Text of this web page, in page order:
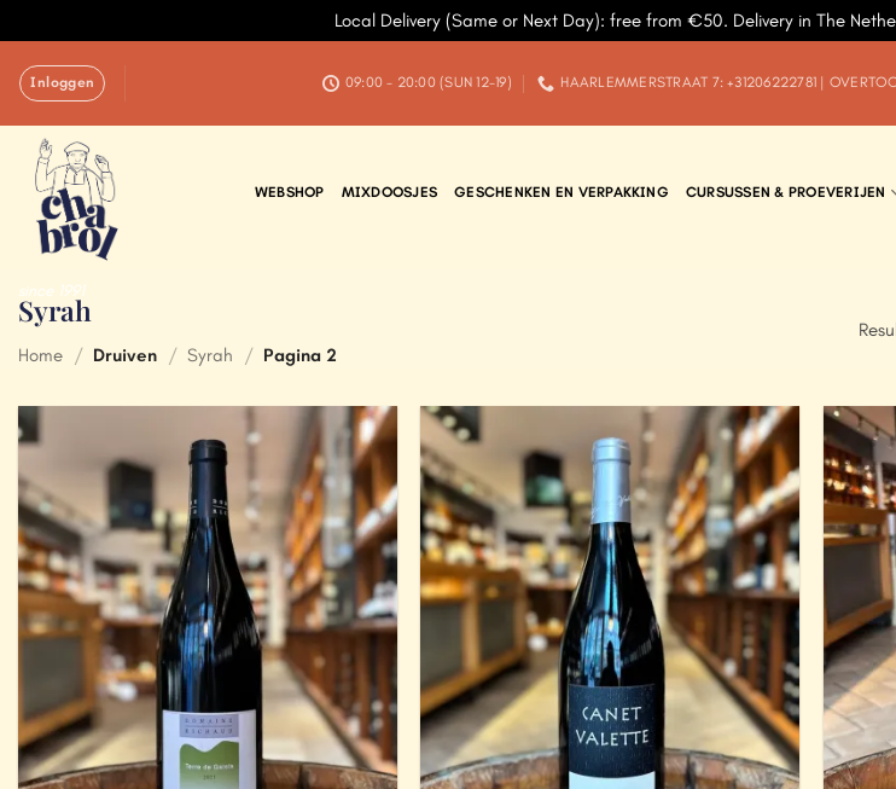
Local Delivery (Same or Next Day): free from €50. Delivery in The
naarInloggen 09:00 - 20:00 (SUN 12-19) HAARLEMMERSTRAAT 7: +31206222781 |
since 1991
WEBSHOP MIXDOOSJES GESCHENKEN EN VERPAKKING CURSUSSEN & PROEVERIJEN
Syrah
Home / Druiven / Syrah / Pagina 2
Add to
Wishlist
Add to
Wishlist